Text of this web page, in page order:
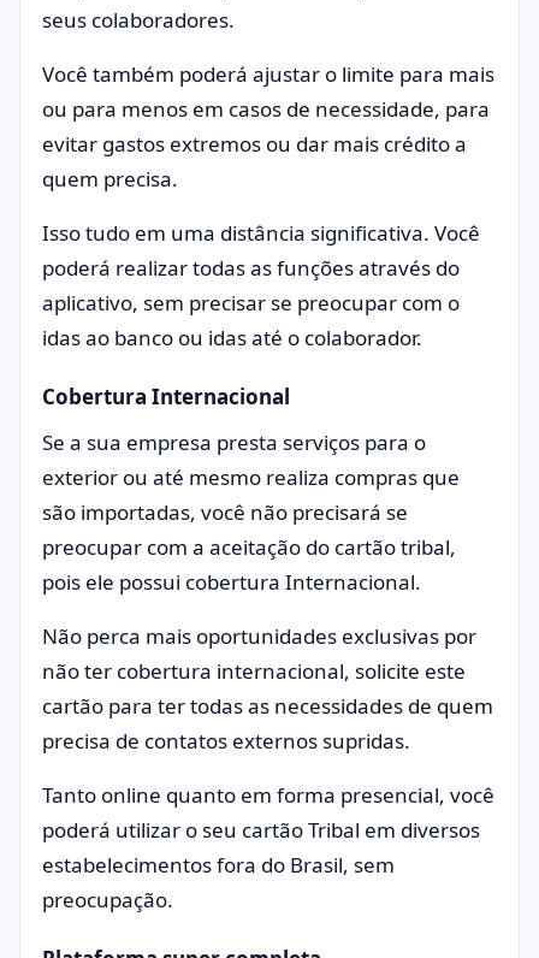
seus colaboradores.
Você também poderá ajustar o limite para mais
ou para menos em casos de necessidade, para
evitar gastos extremos ou dar mais crédito a
quem precisa.
Isso tudo em uma distância significativa. Você
poderá realizar todas as funções através do
aplicativo, sem precisar se preocupar com o
idas ao banco ou idas até o colaborador.
Cobertura Internacional
Se a sua empresa presta serviços para o
exterior ou até mesmo realiza compras que
são importadas, você não precisará se
preocupar com a aceitação do cartão tribal,
pois ele possui cobertura Internacional.
Não perca mais oportunidades exclusivas por
não ter cobertura internacional, solicite este
cartão para ter todas as necessidades de quem
precisa de contatos externos supridas.
Tanto online quanto em forma presencial, você
poderá utilizar o seu cartão Tribal em diversos
estabelecimentos fora do Brasil, sem
preocupação.